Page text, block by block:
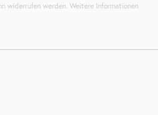
widerrufen werden. Weitere Informationen